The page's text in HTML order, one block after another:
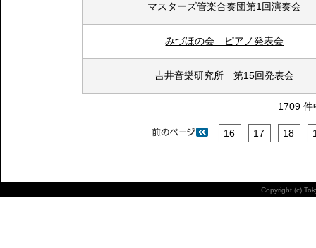
マスターズ管楽合奏団第1回演奏会
みづほの会 ピアノ発表会
吉井音樂研究所 第15回発表会
1709
16 17 18
Copyright (c)